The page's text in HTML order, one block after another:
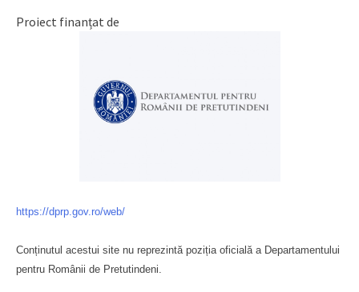
Proiect finanțat de
https://dprp.gov.ro/web/
Conținutul acestui site nu reprezintă poziția oficială a Departamentului
pentru Românii de Pretutindeni.